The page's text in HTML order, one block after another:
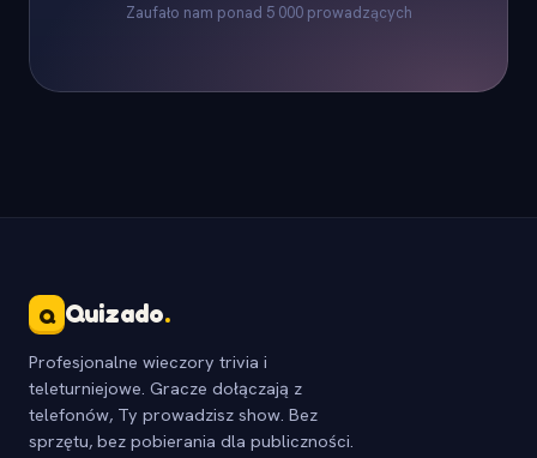
Zaufało nam ponad 5 000 prowadzących
Q Quizado.
Profesjonalne wieczory trivia i
teleturniejowe. Gracze dołączają z
telefonów, Ty prowadzisz show. Bez
sprzętu, bez pobierania dla publiczności.